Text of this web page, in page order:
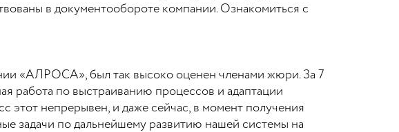
в документообороте компании. Ознакомиться с
«АЛРОСА», был так высоко оценен членами жюри. За 7
работа по выстраиванию процессов и адаптации
этот непрерывен, и даже сейчас, в момент получения
задачи по дальнейшему развитию нашей системы на